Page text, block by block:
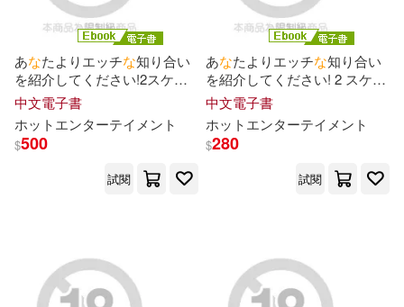
あなたよりエッチな知り合い
を紹介してください!2スケベ
な子の友達はヤリマンのハズ!
誰 が 見ても何度ヤってもエロ
い“す べらない女子”をハメ倒
す! Complete版 (電子書)
中文電子書
ホットエンターテイメント
$500
試閱
あなたよりエッチな知り合い
を紹介してください! 2 スケベ
な子の友達はヤリマンのハズ!
誰 が 見ても何度ヤってもエロ
い“す べらない女子”をハメ倒
す! Episode.04 (電子書)
中文電子書
ホットエンターテイメント
$280
試閱